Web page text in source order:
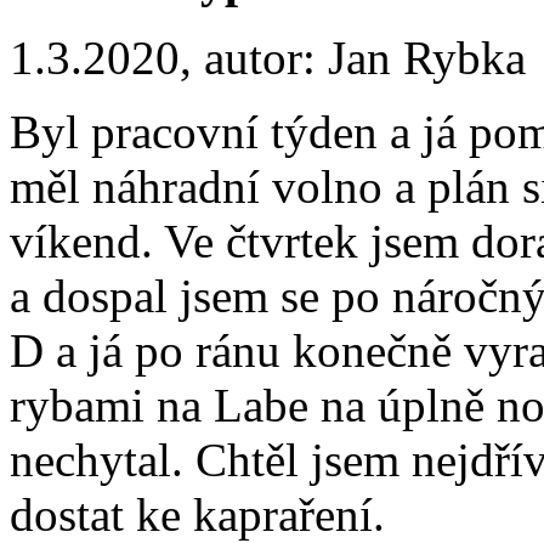
1.3.2020, autor: Jan Rybka
Byl pracovní týden a já
měl náhradní volno a plán
víkend. Ve čtvrtek jsem
a dospal jsem se po
D a já po ránu konečně
rybami na Labe na úplně
nechytal. Chtěl jsem
dostat ke kapraření.